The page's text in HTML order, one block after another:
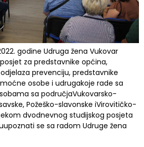
godine Udruga žena Vukovar
za predstavnike općina,
prevenciju, predstavnike
osobe i udrugakoje rade sa
sa područjaVukovarsko-
Požeško-slavonske iVirovitičko-
dvodnevnog studijskog posjeta
se sa radom Udruge žena